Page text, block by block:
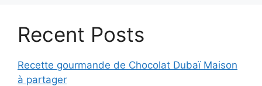
Recent Posts
Recette gourmande de Chocolat Dubaï Maison
à partager